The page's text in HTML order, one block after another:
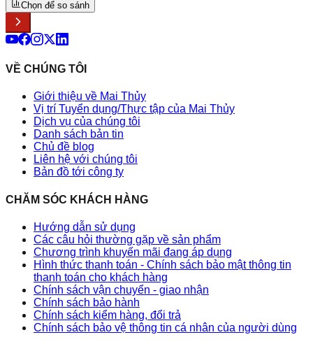
Chọn để so sánh
VỀ CHÚNG TÔI
Giới thiệu về Mai Thủy
Vị trí Tuyển dụng/Thực tập của Mai Thủy
Dịch vụ của chúng tôi
Danh sách bản tin
Chủ đề blog
Liên hệ với chúng tôi
Bản đồ tới công ty
CHĂM SÓC KHÁCH HÀNG
Hướng dẫn sử dụng
Các câu hỏi thường gặp về sản phẩm
Chương trình khuyến mãi đang áp dụng
Hình thức thanh toán - Chính sách bảo mật thông tin
thanh toán cho khách hàng
Chính sách vận chuyển - giao nhận
Chính sách bảo hành
Chính sách kiểm hàng, đổi trả
Chính sách bảo vệ thông tin cá nhân của người dùng